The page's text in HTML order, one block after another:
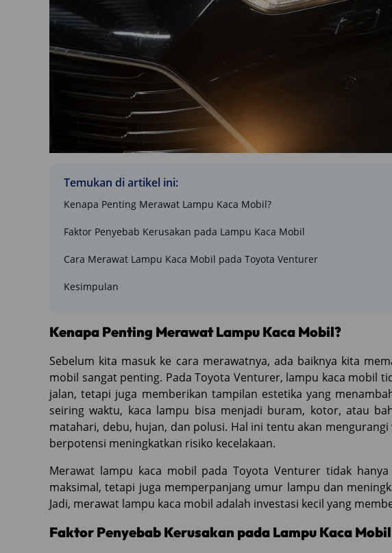
Temukan di artikel ini:
Kenapa Penting Merawat Lampu Kaca Mobil?
Faktor Penyebab Kerusakan pada Lampu Kaca Mobil
Cara Merawat Lampu Kaca Mobil pada Toyota Venturer
Kesimpulan
Kenapa Penting Merawat Lampu Kaca Mobil?
Sebelum kita masuk ke cara merawatnya, ada baiknya kita
mobil sangat penting. Pada Toyota Venturer, lampu kaca mobil
jalan, tetapi juga memberikan tampilan estetika yang
seiring waktu, kaca lampu bisa menjadi buram, kotor, atau
matahari, debu, hujan, dan polusi. Hal ini tentu akan
berpotensi meningkatkan risiko kecelakaan.
Merawat lampu kaca mobil pada Toyota Venturer tidak
maksimal, tetapi juga memperpanjang umur lampu dan
Jadi, merawat lampu kaca mobil adalah investasi kecil yang
Faktor Penyebab Kerusakan pada Lampu Kaca Mobil